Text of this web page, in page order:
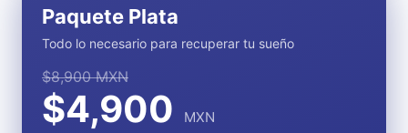
Paquete Plata
Todo lo necesario para recuperar tu sueño
$8,900 MXN
$4,900 MXN